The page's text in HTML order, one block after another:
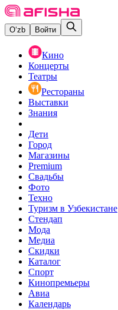
O‘zb Войти
Кино
Концерты
Театры
Рестораны
Выставки
Знания
Дети
Город
Магазины
Premium
Свадьбы
Фото
Техно
Туризм в Узбекистане
Стендап
Мода
Медиа
Скидки
Каталог
Спорт
Кинопремьеры
Авиа
Календарь